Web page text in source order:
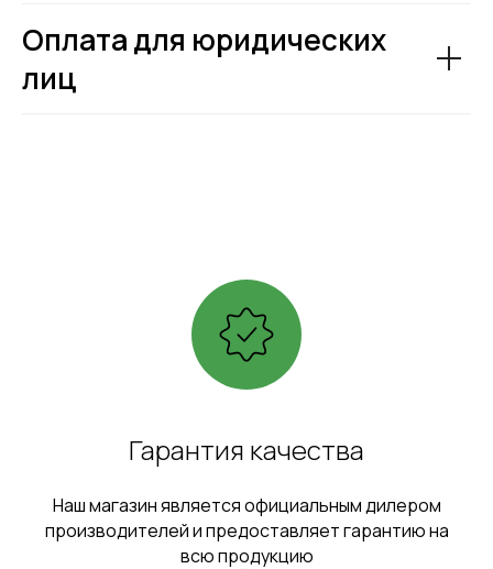
Оплата для юридических
лиц
Гарантия качества
Наш магазин является официальным дилером
производителей и предоставляет гарантию на
всю продукцию